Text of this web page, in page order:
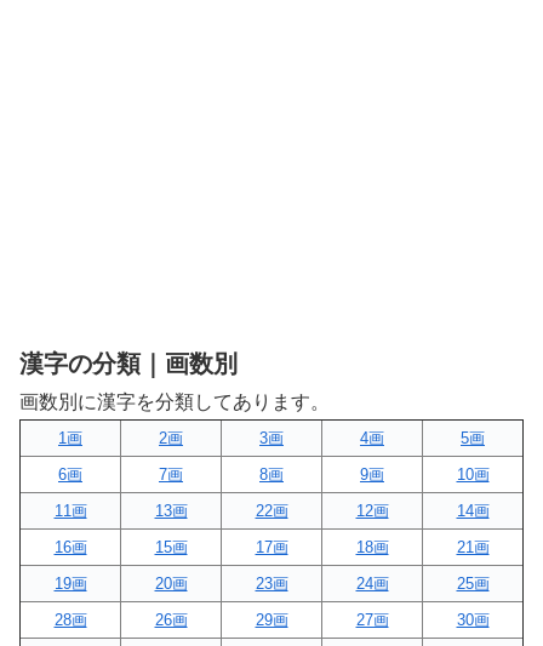
漢字の分類｜画数別
画数別に漢字を分類してあります。
1画 2画 3画 4画
5画
6画
7画 8画 9画
10画
11画
13画 22画 12画
14画
16画
15画 17画 18画
21画
19画
20画 23画 24画
25画
28画
26画 29画 27画
30画